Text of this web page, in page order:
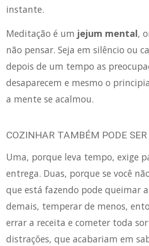
instante.
Meditação é um jejum mental,
não pensar. Seja em silêncio ou
depois de um tempo as
desaparecem e mesmo o
a mente se acalmou.
COZINHAR TAMBÉM PODE
Uma, porque leva tempo, exige
entrega. Duas, porque se você
que está fazendo pode queimar
demais, temperar de menos,
errar a receita e cometer toda
distrações, que acabariam em